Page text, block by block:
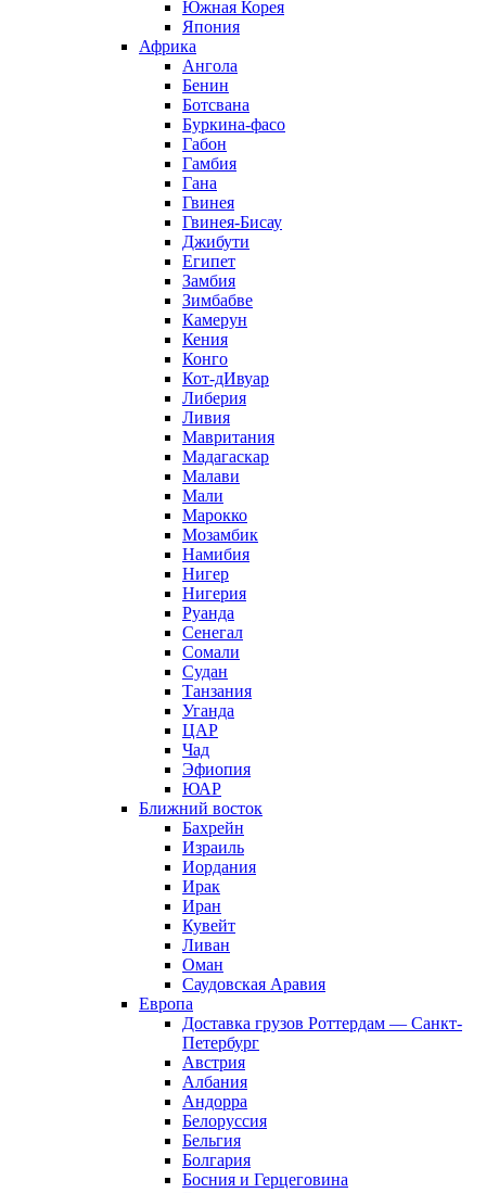
Южная Корея
Япония
Африка
Ангола
Бенин
Ботсвана
Буркина-фасо
Габон
Гамбия
Гана
Гвинея
Гвинея-Бисау
Джибути
Египет
Замбия
Зимбабве
Камерун
Кения
Конго
Кот-дИвуар
Либерия
Ливия
Мавритания
Мадагаскар
Малави
Мали
Марокко
Мозамбик
Намибия
Нигер
Нигерия
Руанда
Сенегал
Сомали
Судан
Танзания
Уганда
ЦАР
Чад
Эфиопия
ЮАР
Ближний восток
Бахрейн
Израиль
Иордания
Ирак
Иран
Кувейт
Ливан
Оман
Саудовская Аравия
Европа
Доставка грузов Роттердам — Санкт-
Петербург
Австрия
Албания
Андорра
Белоруссия
Бельгия
Болгария
Босния и Герцеговина